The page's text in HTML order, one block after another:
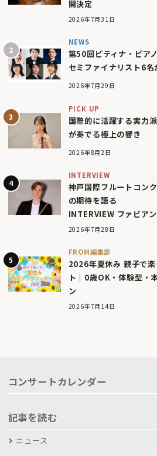
開決定
2026年7月31日
NEWS
第50回ピティナ・ピア
セミファイナリスト6名
2026年7月29日
PICK UP
国際的に活躍する実力
が奏でる極上の響き
2026年8月2日
INTERVIEW
神戸国際フルートコン
の期待を語る
INTERVIEW ファビア
2026年7月28日
FROM編集部
2026年夏休み 親子で
ト｜0歳OK・体験型・
ン
2026年7月14日
コンサートカレンダー
記事を読む
ニュース